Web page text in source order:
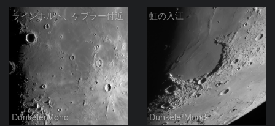
ラインホルト、ケプラー付近
DunkelerMond
虹の入江
DunkelerMond